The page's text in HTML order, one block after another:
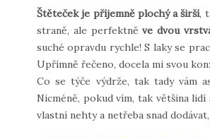
Štěteček je příjemně plochý a širší,
straně, ale perfektněve dvou
suché opravdu rychle! S laky se
Upřímně řečeno, docela mi svou
Co se týče výdrže, tak tady vám
Nicméně, pokud vím, tak většina
vlastní nehty a netřeba snad